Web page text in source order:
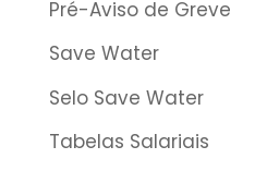
Pré-Aviso de Greve
Save Water
Selo Save Water
Tabelas Salariais